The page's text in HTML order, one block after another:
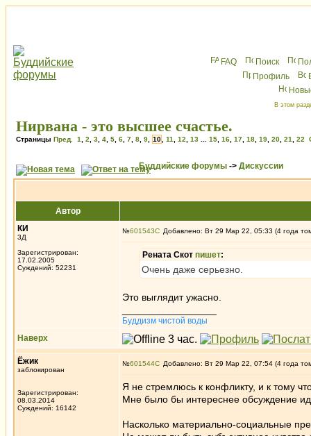
FAQ Поиск
Профиль
В этом
Нирвана - это высшее счастье.
Страницы Пред. 1 2 3 4 5 6 7 8 9 10 11 12 13 15 16 17 18 19 20 21 22
Буддийские форумы -> Дискуссии
Автор
КИ
3Д
Зарегистрирован:
17.02.2005
Суждений: 52231
№601543 Добавлено: Вт 29 Мар 22, 05:33 (4 года
Рената Скот пишет:
Очень даже серьезно.
Это выглядит ужасно.
Буддизм чистой воды
Наверх
Ёжик
заблокирован
Зарегистрирован:
08.03.2014
Суждений: 16142
№601544 Добавлено: Вт 29 Мар 22, 07:54 (4 года
Я не стремлюсь к конфликту, и к тому
Мне было бы интереснее обсуждение
Насколько материально-социальные